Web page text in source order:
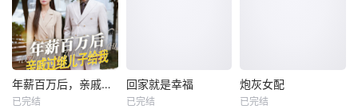
年薪百万后，亲戚过继儿子给我 年薪百万后，亲戚过继儿子给我
已完结
回家就是幸福
回家就是幸福
已完结
炮灰女配
炮灰女配
已完结